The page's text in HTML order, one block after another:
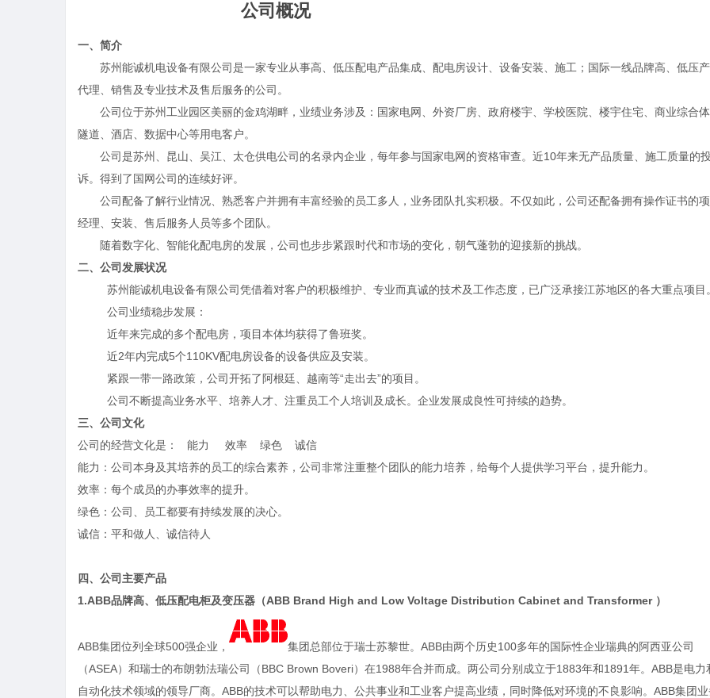
公司概况
一、 简介
苏州能诚机电设备有限公司是一家专业从事高、低压配电产品集成、配电房设计、设备安装、施工；国际一线品牌高、低压
代理、销售及专业技术及售后服务的公司。
公司位于苏州工业园区美丽的金鸡湖畔，业绩业务涉及：国家电网、外资厂房、政府楼宇、学校医院、楼宇住宅、商业综合
隧道、酒店、数据中心等用电客户。
公司是苏州、昆山、吴江、太仓供电公司的名录内企业，每年参与国家电网的资格审查。近10年来无产品质量、施工质量的
诉。得到了国网公司的连续好评。
公司配备了解行业情况、熟悉客户并拥有丰富经验的员工多人，业务团队扎实积极。不仅如此，公司还配备拥有操作证书的
经理、安装、售后服务人员等多个团队。
随着数字化、智能化配电房的发展，公司也步步紧跟时代和市场的变化，朝气蓬勃的迎接新的挑战。
二、公司发展状况
苏州能诚机电设备有限公司凭借着对客户的积极维护、专业而真诚的技术及工作态度，已广泛承接江苏地区的各大重点项目
公司业绩稳步发展：
近年来完成的多个配电房，项目本体均获得了鲁班奖。
近2年内完成5个110KV配电房设备的设备供应及安装。
紧跟一带一路政策，公司开拓了阿根廷、越南等“走出去”的项目。
公司不断提高业务水平、培养人才、注重员工个人培训及成长。企业发展成良性可持续的趋势。
三、公司文化
公司的经营文化是：
能力 效率 绿色 诚信
能力：公司本身及其培养的员工的综合素养，公司非常注重整个团队的能力培养，给每个人提供学习平台，提升能力。
效率：每个成员的办事效率的提升。
绿色：公司、员工都要有持续发展的决心。
诚信：平和做人、诚信待人
四、公司主要产品
1.ABB品牌高、低压配电柜及变压器 （ABB Brand High and Low Voltage Distribution Cabinet and Transformer ）
ABB集团位列全球500强企业， 集团总部位于瑞士苏黎世。ABB由两个历史100多年的国际性企业瑞典的阿西亚公司
（ASEA）和瑞士的布朗勃法瑞公司（BBC Brown Boveri）在1988年合并而成。两公司分别成立于1883年和1891年。ABB是电力
自动化技术领域的领导厂商。ABB的技术可以帮助电力、 公共事业和工业客户提高业绩，同时降低对环境的不良影响。ABB集团